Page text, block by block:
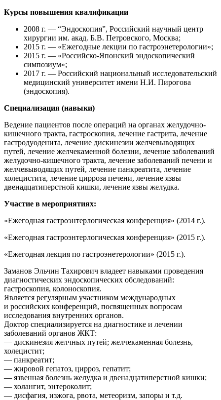
Курсы повышения квалификации
2008 г. — “Эндоскопия”, Российский научный центр
хирургии им. акад. Б.В. Петровского, Москва;
2015 г. — «Ежегодные лекции по гастроэнетерологии»;
2015 г. — «Российско-Японский эндоскопический
симпозиум»;
2017 г. — Российский национальный исследовательский
медицинский университет имени Н.И. Пирогова
(эндоскопия).
Специализация (навыки)
Ведение пациентов после операций на органах желудочно-
кишечного тракта, гастроскопия, лечение гастрита, лечение
гастродуоденита, лечение дискинезии желчевыводящих
путей, лечение желчекаменной болезни, лечение заболеваний
желудочно-кишечного тракта, лечение заболеваний печени и
желчевыводящих путей, лечение панкреатита, лечение
холецистита, лечение цирроза печени, лечение язвы
двенадцатиперстной кишки, лечение язвы желудка.
Участие в мероприятиях:
«Ежегодная гастроэнтерлогическая конференция» (2014 г.).
«Ежегодная гастроэнтерлогическая конференция» (2015 г.).
«Ежегодная лекция по гастроэнетерологии» (2015 г.).
Заманов Эльчин Тахирович владеет навыками проведения
диагностических эндоскопических обследований:
гастроскопия, колоноскопия.
Является регулярным участником международных
и российских конференций, посвященных вопросам
исследования внутренних органов.
Доктор специализируется на диагностике и лечении
заболеваний органов ЖКТ:
— дискинезия желчных путей; желчекаменная болезнь,
холецистит;
— панкреатит;
— жировой гепатоз, цирроз, гепатит;
— язвенная болезнь желудка и двенадцатиперстной кишки;
— холангит, энтероколит;
— дисфагия, изжога, рвота, метеоризм, запоры и т.д.